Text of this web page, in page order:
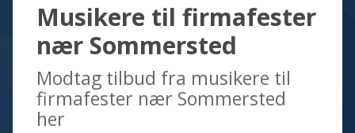
Musikere til firmafester
nær Sommersted
Modtag tilbud fra musikere til
firmafester nær Sommersted
her